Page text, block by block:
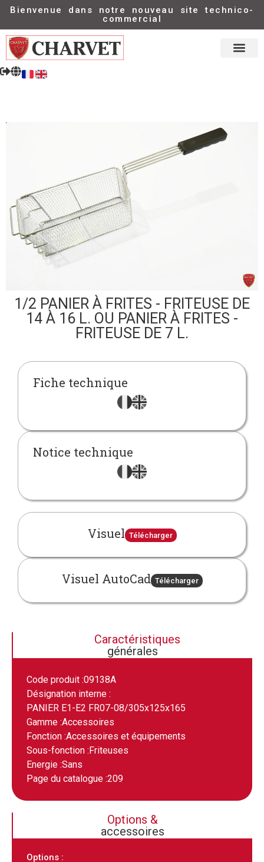
Bienvenue dans notre nouveau site technico-
commercial
1/2 PANIER À FRITES - FRITEUSE DE
14 À 16 L. OU PANIER À FRITES -
FRITEUSE DE 7 L.
Fiche technique
Notice technique
Visuel Télécharger
Visuel AutoCad Télécharger
Caractéristiques
générales
Code produit :09138A
Désignation interne :
PANIER E1-E2 FR07-08/305x125x165
Gamme :Accessoires
Fonction :Accessoires et équipements
Sous-fonction :Friteuses
Energie :Sans
Page du catalogue :209
Options &
accessoires
Options :